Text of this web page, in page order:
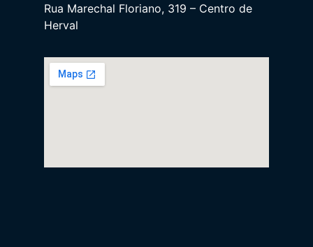
Rua Marechal Floriano, 319 – Centro de
Herval